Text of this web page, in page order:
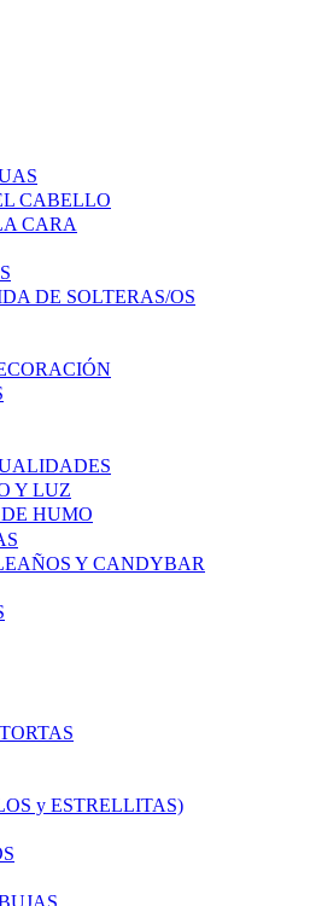
CABELLO
CARA
DE SOLTERAS/OS
Y LUZ
HUMO
Y CANDYBAR
y ESTRELLITAS)